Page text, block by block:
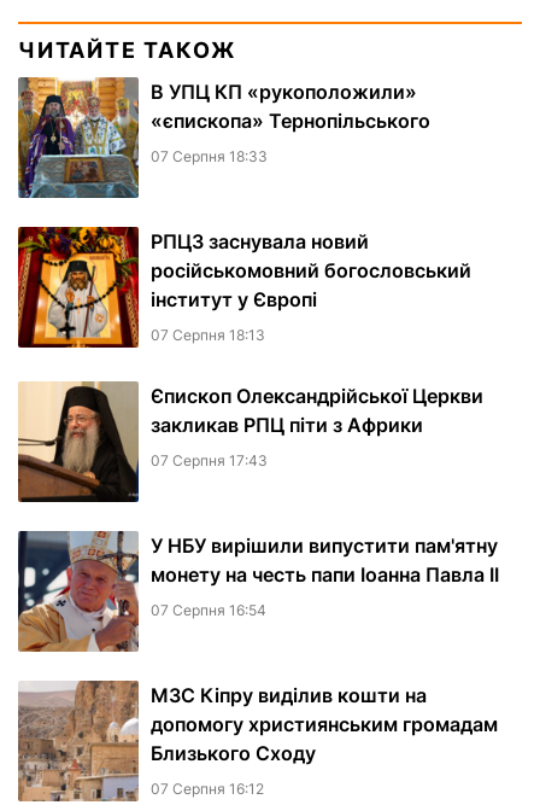
ЧИТАЙТЕ ТАКОЖ
В УПЦ КП «рукоположили»
«єпископа» Тернопільського
07 Серпня 18:33
РПЦЗ заснувала новий
російськомовний богословський
інститут у Європі
07 Серпня 18:13
Єпископ Олександрійської Церкви
закликав РПЦ піти з Африки
07 Серпня 17:43
У НБУ вирішили випустити пам'ятну
монету на честь папи Іоанна Павла II
07 Серпня 16:54
МЗС Кіпру виділив кошти на
допомогу християнським громадам
Близького Сходу
07 Серпня 16:12